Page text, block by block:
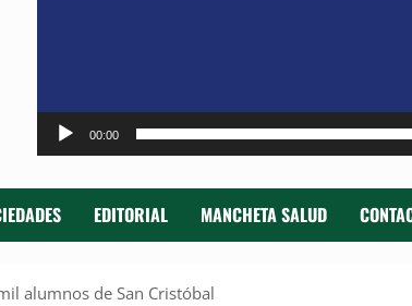
00:00
EDITORIAL MANCHETA SALUD
alumnos de San Cristóbal